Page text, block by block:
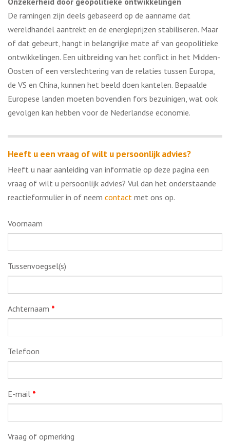
De ramingen zijn deels gebaseerd op de aanname dat
wereldhandel aantrekt en de energieprijzen stabiliseren. Maar
of dat gebeurt, hangt in belangrijke mate af van geopolitieke
ontwikkelingen. Een uitbreiding van het conflict in het Midden-
Oosten of een verslechtering van de relaties tussen Europa,
de VS en China, kunnen het beeld doen kantelen. Bepaalde
Europese landen moeten bovendien fors bezuinigen, wat ook
gevolgen kan hebben voor de Nederlandse economie.
Heeft u een vraag of wilt u persoonlijk advies?
Heeft u naar aanleiding van informatie op deze pagina een
vraag of wilt u persoonlijk advies? Vul dan het onderstaande
reactieformulier in of neem contact met ons op.
Voornaam
Tussenvoegsel(s)
Achternaam *
Telefoon
E-mail *
Vraag of opmerking